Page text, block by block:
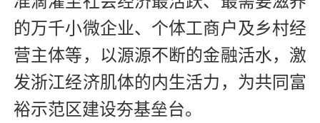
的万千小微企业、个体工商户及乡村经
营主体等，以源源不断的金融活水，激
发浙江经济肌体的内生活力，为共同富
裕示范区建设夯基垒台。